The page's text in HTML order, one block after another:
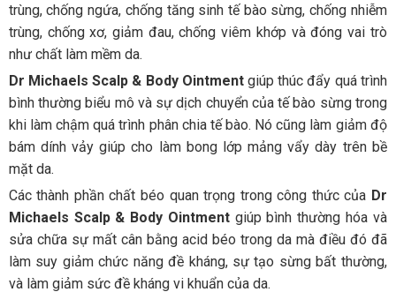
trùng, chống ngứa, chống tăng sinh tế bào sừng, chống nhiễm
trùng, chống xơ, giảm đau, chống viêm khớp và đóng vai trò
như chất làm mềm da.
Dr Michaels Scalp & Body Ointmentgiúp thúc đẩy quá trình
bình thường biểu mô và sự dịch chuyển của tế bào sừng trong
khi làm chậm quá trình phân chia tế bào. Nó cũng làm giảm độ
bám dính vảy giúp cho làm bong lớp mảng vẩy dày trên bề
mặt da.
Các thành phần chất béo quan trọng trong công thức của Dr
Michaels Scalp & Body Ointmentgiúp bình thường hóa và
sửa chữa sự mất cân bằng acid béo trong da mà điều đó đã
làm suy giảm chức năng đề kháng, sự tạo sừng bất thường,
và làm giảm sức đề kháng vi khuẩn của da.